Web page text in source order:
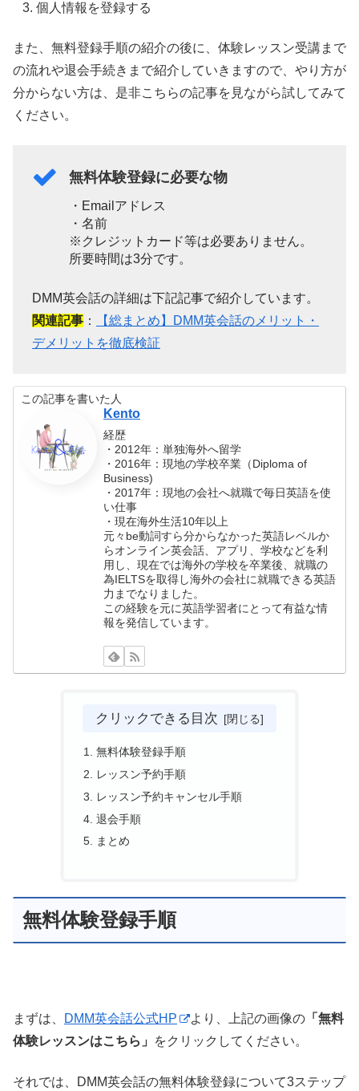
個人情報を登録する
また、無料登録手順の紹介の後に、体験レッスン受講まで
の流れや退会手続きまで紹介していきますので、やり方が
分からない方は、是非こちらの記事を見ながら試してみて
ください。
無料体験登録に必要な物
・Emailアドレス
・名前
※クレジットカード等は必要ありません。
所要時間は3分です。
DMM英会話の詳細は下記記事で紹介しています。
関連記事 ：
【総まとめ】DMM英会話のメリット・
デメリットを徹底検証
この記事を書いた人
Kento
経歴
・2012年：単独海外へ留学
・2016年：現地の学校卒業（Diploma of
Business)
・2017年：現地の会社へ就職で毎日英語を使
い仕事
・現在海外生活10年以上
元々be動詞すら分からなかった英語レベルか
らオンライン英会話、アプリ、学校などを利
用し、現在では海外の学校を卒業後、就職の
為IELTSを取得し海外の会社に就職できる英語
力までなりました。
この経験を元に英語学習者にとって有益な情
報を発信しています。
クリックできる目次
無料体験登録手順
レッスン予約手順
レッスン予約キャンセル手順
退会手順
まとめ
無料体験登録手順
まずは、 DMM英会話公式HP より、上記の画像の 「無料
体験レッスンはこちら」
をクリックしてください。
それでは、DMM英会話の無料体験登録について3ステップ